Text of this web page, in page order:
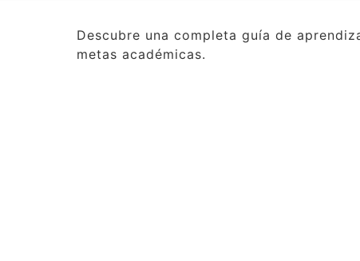
Descubre una completa guía de
metas académicas.